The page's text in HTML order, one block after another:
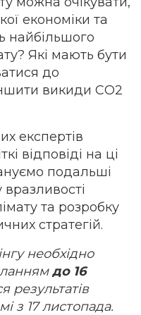
економіки та
найбільшого
Які мають бути
до
викиди СO2
експертів
відповіді на ці
подальші
вразливості
та розробку
стратегій.
необхідно
до 16
результатів
з 17 листопада.